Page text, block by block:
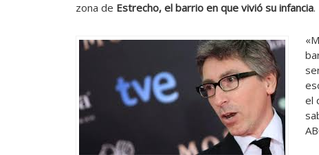
zona de Estrecho, el barrio en que vivió su infancia.
el